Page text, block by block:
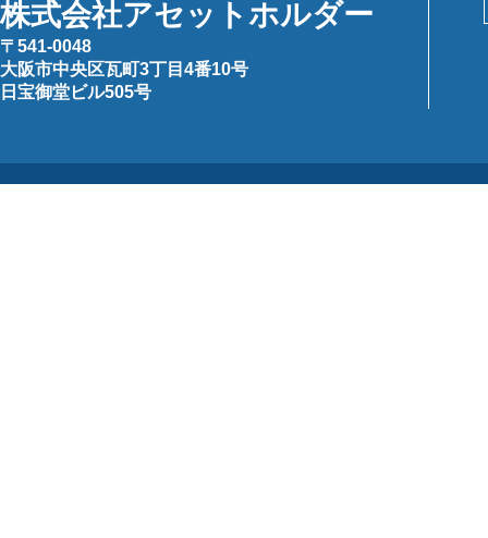
株式会社アセットホルダー
〒541-0048
大阪市中央区瓦町3丁目4番10号
日宝御堂ビル505号